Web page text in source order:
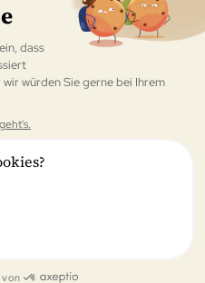
den Délifrance Newsletter zu